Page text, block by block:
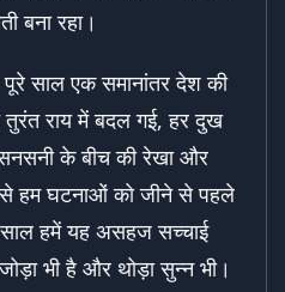
बना रहा।
साल एक समानांतर देश की
राय में बदल गई, हर दुख
के बीच की रेखा और
हम घटनाओं को जीने से पहले
हमें यह असहज सच्चाई
भी है और थोड़ा सुन्न भी।